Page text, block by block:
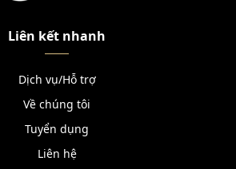
Liên kết nhanh
Dịch vụ/Hỗ trợ
Về chúng tôi
Tuyển dụng
Liên hệ